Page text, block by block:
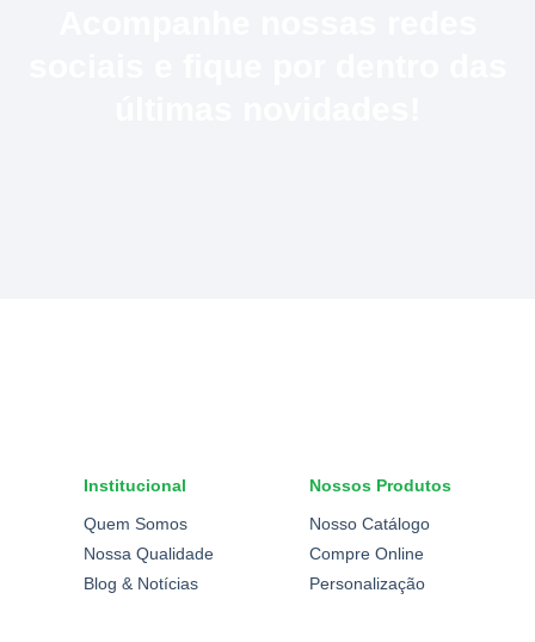
Institucional
Quem Somos
Nossa Qualidade
Blog & Notícias
Nossos Produtos
Nosso Catálogo
Compre Online
Personalização